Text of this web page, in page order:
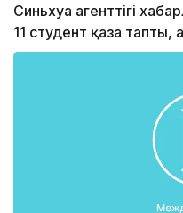
Синьхуа агенттігі
11 студент қаза тапты,